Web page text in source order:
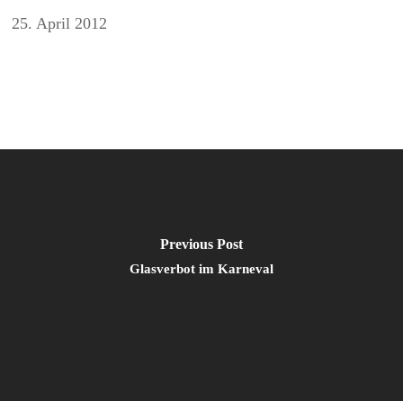
25. April 2012
Previous Post
Glasverbot im Karneval